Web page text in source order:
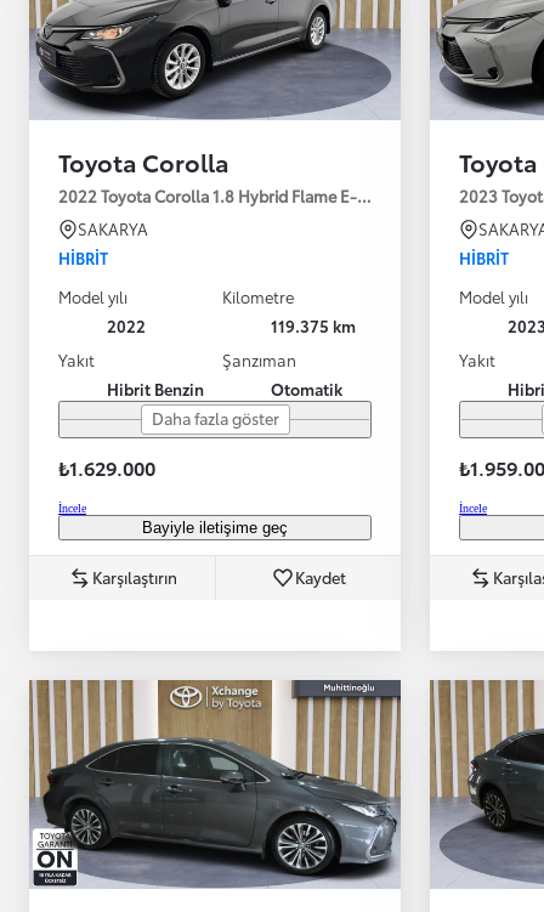
Yeni Hilux Yakında
Haberdar olun
Toyota Corolla
2022 Toyota Corolla 1.8 Hybrid Flame E-CVT 122HP
SAKARYA
HIBRIT
Model yılı
2022
Kilometre
119.375 km
Yakıt
Hibrit Benzin
Şanzıman
Otomatik
Daha fazla göster
₺1.629.000
İncele
Bayiyle iletişime geç
Karşılaştırın Kaydet
2023
HIBRIT
Model yılı
2023
Yakıt
İncele